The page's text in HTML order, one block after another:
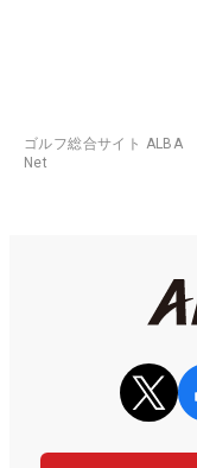
ゴルフ総合サイト ALBA
Net